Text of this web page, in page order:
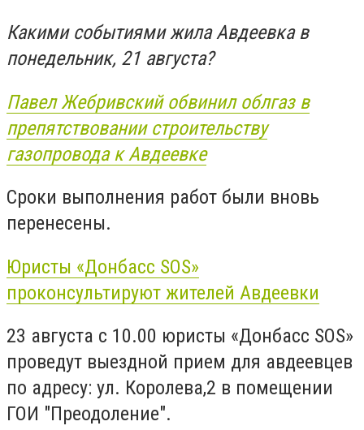
Какими событиями жила Авдеевка в
понедельник, 21 августа?
Павел Жебривский обвинил облгаз в
препятствовании строительству
газопровода к Авдеевке
Сроки выполнения работ были вновь
перенесены.
Юристы «Донбасс SOS»
проконсультируют жителей Авдеевки
23 августа с 10.00 юристы «Донбасс SOS»
проведут выездной прием для авдеевцев
по адресу: ул. Королева,2 в помещении
ГОИ "Преодоление".